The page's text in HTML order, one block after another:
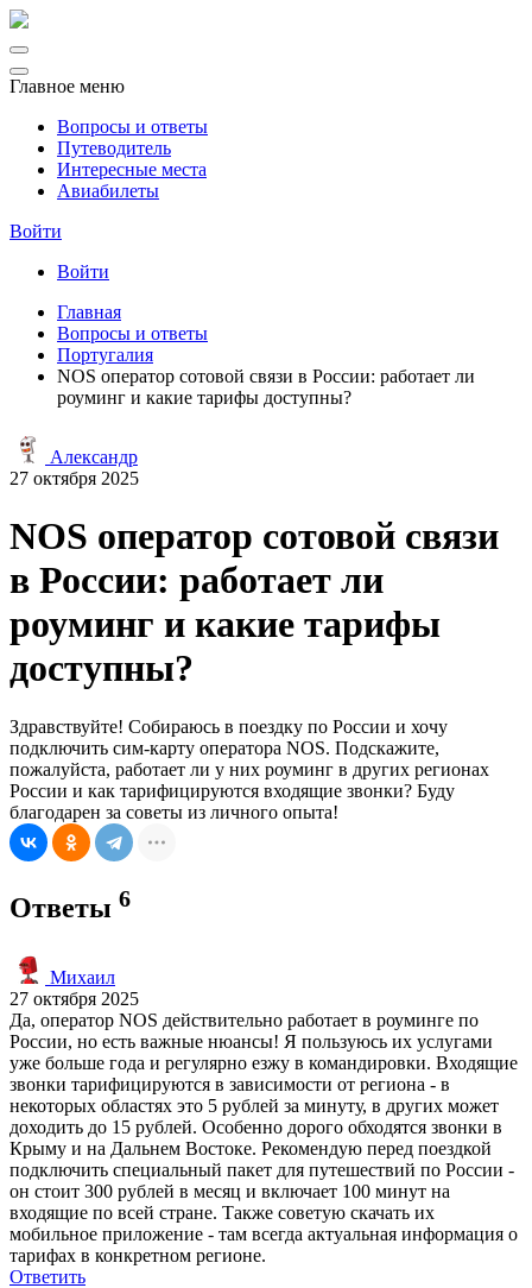
Главное меню
Вопросы и ответы
Путеводитель
Интересные места
Авиабилеты
Войти
Войти
Главная
Вопросы и ответы
Португалия
NOS оператор сотовой связи в России: работает ли
роуминг и какие тарифы доступны?
Александр
27 октября 2025
NOS оператор сотовой связи
в России: работает ли
роуминг и какие тарифы
доступны?
Здравствуйте! Собираюсь в поездку по России и хочу
подключить сим-карту оператора NOS. Подскажите,
пожалуйста, работает ли у них роуминг в других регионах
России и как тарифицируются входящие звонки? Буду
благодарен за советы из личного опыта!
Ответы 6
Михаил
27 октября 2025
Да, оператор NOS действительно работает в роуминге по
России, но есть важные нюансы! Я пользуюсь их услугами
уже больше года и регулярно езжу в командировки. Входящие
звонки тарифицируются в зависимости от региона - в
некоторых областях это 5 рублей за минуту, в других может
доходить до 15 рублей. Особенно дорого обходятся звонки в
Крыму и на Дальнем Востоке. Рекомендую перед поездкой
подключить специальный пакет для путешествий по России -
он стоит 300 рублей в месяц и включает 100 минут на
входящие по всей стране. Также советую скачать их
мобильное приложение - там всегда актуальная информация о
тарифах в конкретном регионе.
Ответить